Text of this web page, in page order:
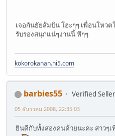
เจอกันยัยส้มปั่น โฮะๆๆ เพื่อนโหว
รับรองสนุกแน่ๆงานนี้ หึๆๆ
kokorokanan.hi5.com
barbies55
Verified Seller
05 ธันวาคม 2008, 22:35:03
ยินดีกับทั้งสองคนด้วยนะคะ สาวๆ